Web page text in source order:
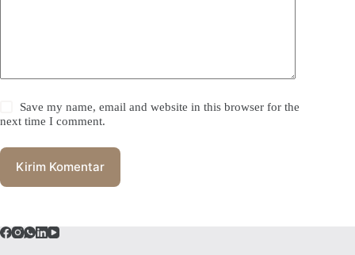
Save my name, email and website in this browser for the
next time I comment.
Kirim Komentar